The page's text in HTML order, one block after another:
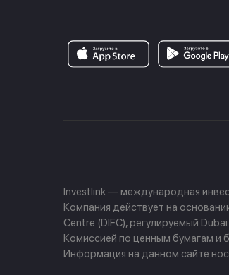
Investlink — международная
Компания действует на
Centre (DIFC), регулируемый
Комиссией по ценным бумагам и
Информация на данном сайте